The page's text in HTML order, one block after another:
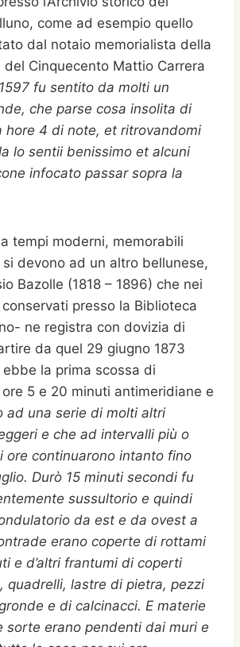
come ad esempio quello
dal notaio memorialista della
Cinquecento Mattio Carrera
fu sentito da molti un
che parse cosa insolita di
hore 4 di note, et ritrovandomi
lo sentii benissimo et alcuni
infocato passar sopra la
tempi moderni, memorabili
devono ad un altro bellunese,
Bazolle (1818 – 1896) che nei
conservati presso la Biblioteca
ne registra con dovizia di
da quel 29 giugno 1873
la prima scossa di
5 e 20 minuti antimeridiane e
ad una serie di molti altri
e che ad intervalli più o
ore continuarono intanto fino
Durò 15 minuti secondi fu
sussultorio e quindi
da est e da ovest a
erano coperte di rottami
e d’altri frantumi di coperti
quadrelli, lastre di pietra, pezzi
e di calcinacci. E materie
sorte erano pendenti dai muri e